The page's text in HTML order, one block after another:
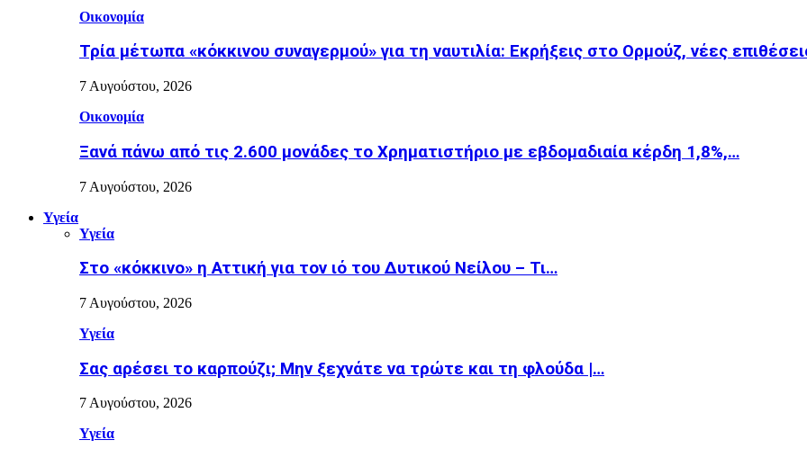
Οικονομία
Τρία μέτωπα «κόκκινου συναγερμού» για τη ναυτιλία: Εκρήξεις στο Ορμούζ, νέες
7 Αυγούστου, 2026
Οικονομία
Ξανά πάνω από τις 2.600 μονάδες το Χρηματιστήριο με εβδομαδιαία κέρδη 1,8%,…
7 Αυγούστου, 2026
Υγεία
Υγεία
Στο «κόκκινο» η Αττική για τον ιό του Δυτικού Νείλου – Τι…
7 Αυγούστου, 2026
Υγεία
Σας αρέσει το καρπούζι; Μην ξεχνάτε να τρώτε και τη φλούδα |…
7 Αυγούστου, 2026
Υγεία